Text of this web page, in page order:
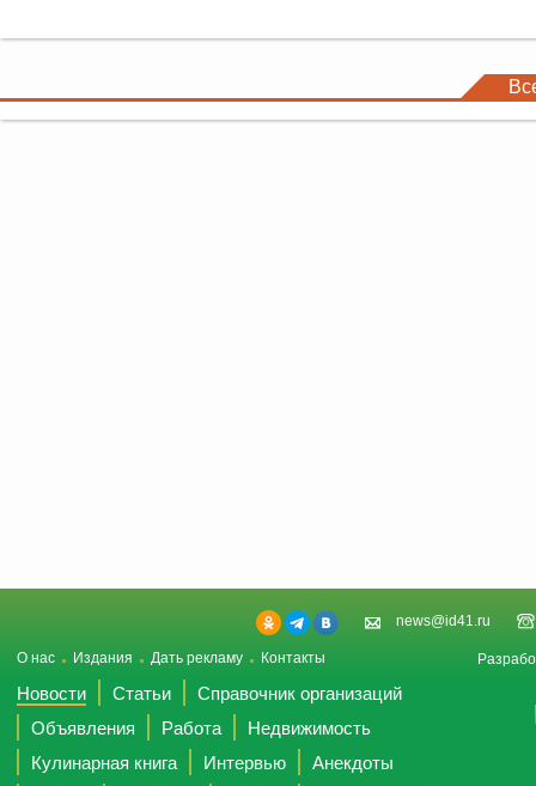
news@id41.ru
О нас Издания Дать рекламу Контакты
Новости Статьи
Справочник организаций
Объявления
Работа
Недвижимость
Кулинарная книга
Интервью
Анекдоты